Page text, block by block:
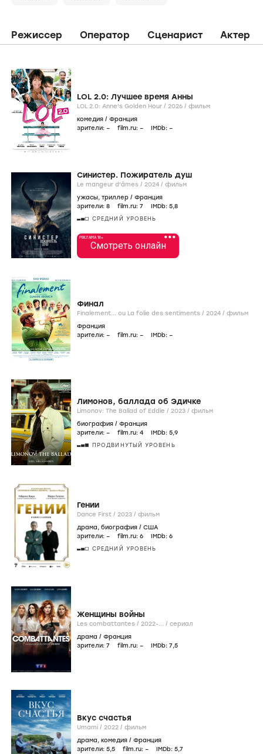
Режиссер Оператор Сценарист Актер
LOL 2.0: Лучшее время Анны
LOL 2.0: Anne's Golden Hour / 2026 / фильм
комедия / Франция
зрители: – film.ru: – IMDb: –
Синистер. Пожиратель душ
Le mangeur d'âmes / 2024 / фильм
ужасы, триллер / Франция
зрители: 8 film.ru: 7 IMDb: 5,8
СРЕДНИЙ УРОВЕНЬ
•••
РЕКЛАМА 18+
Смотреть онлайн
Финал
Finalement... ou La folie des sentiments / 2024 / фильм
Франция
зрители: – film.ru: – IMDb: –
Лимонов, баллада об Эдичке
Limonov: The Ballad of Eddie / 2023 / фильм
биография / Франция
зрители: – film.ru: 4 IMDb: 5,9
ПРОДВИНУТЫЙ УРОВЕНЬ
Гении
Dance First / 2023 / фильм
драма, биография / США
зрители: – film.ru: 6 IMDb: 6
СРЕДНИЙ УРОВЕНЬ
Женщины войны
Les combattantes / 2022-... / сериал
драма / Франция
зрители: 7 film.ru: – IMDb: 7,5
Вкус счастья
Umami / 2022 / фильм
драма, комедия / Франция
зрители: 5,5 film.ru: – IMDb: 5,7